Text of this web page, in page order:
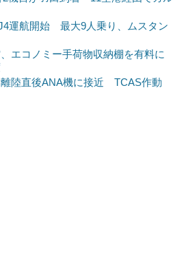
運航開始 最大9人乗り、ムスタン
エコノミー手荷物収納棚を有料に
陸直後ANA機に接近 TCAS作動